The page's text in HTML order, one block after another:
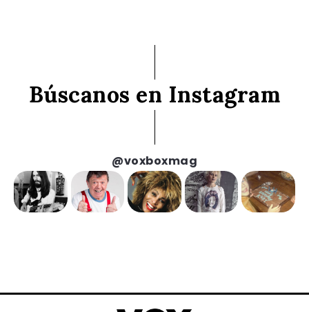
Búscanos en Instagram
@voxboxmag